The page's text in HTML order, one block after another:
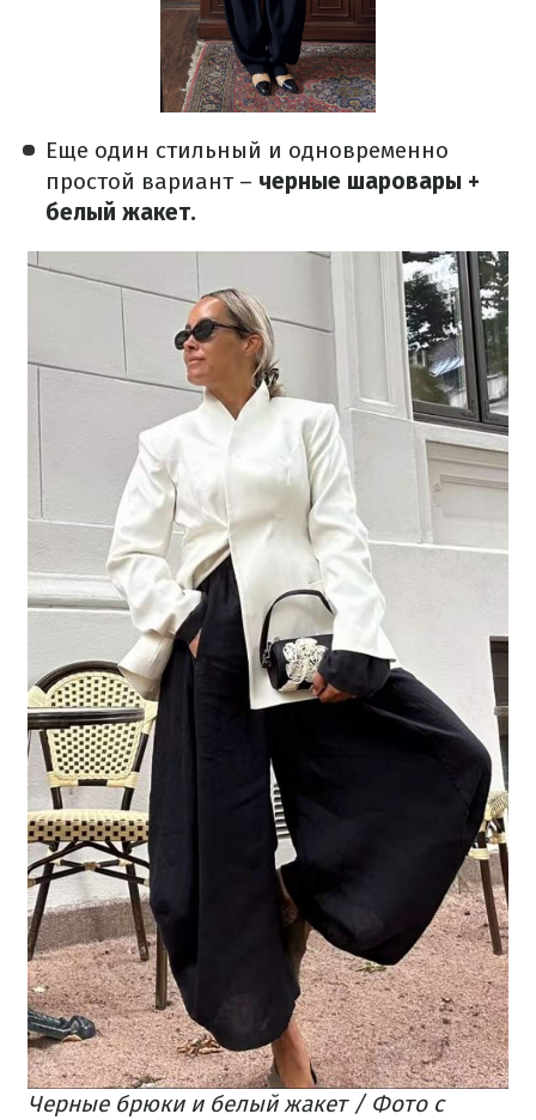
Еще один стильный и одновременно
простой вариант – черные шаровары +
белый жакет.
Черные брюки и белый жакет / Фото с